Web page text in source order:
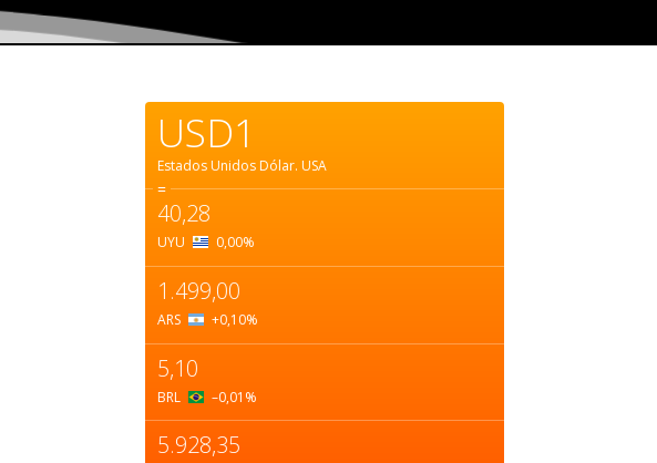
USD1
Estados Unidos Dólar. USA
=
40,28
UYU 0,00%
1.499,00
ARS +0,10%
5,10
BRL –0,01 %
5.928,35